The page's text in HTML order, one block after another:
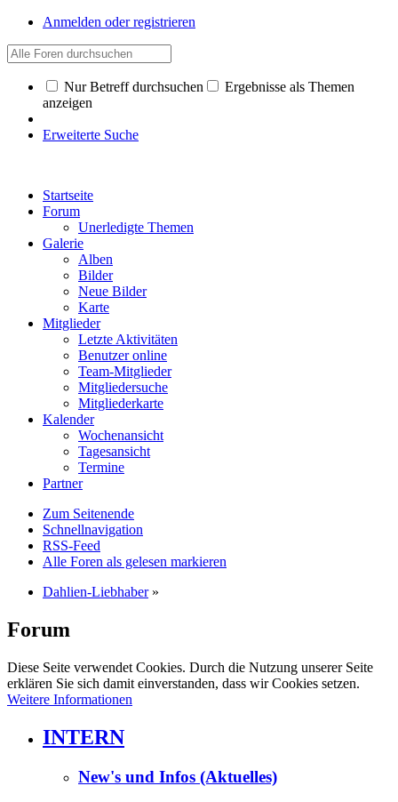
Anmelden oder registrieren
Nur Betreff durchsuchen
Ergebnisse als Themen
anzeigen
Erweiterte Suche
Startseite
Forum
Unerledigte Themen
Galerie
Alben
Bilder
Neue Bilder
Karte
Mitglieder
Letzte Aktivitäten
Benutzer online
Team-Mitglieder
Mitgliedersuche
Mitgliederkarte
Kalender
Wochenansicht
Tagesansicht
Termine
Partner
Zum Seitenende
Schnellnavigation
RSS-Feed
Alle Foren als gelesen markieren
Dahlien-Liebhaber »
Forum
Diese Seite verwendet Cookies. Durch die Nutzung unserer Seite
erklären Sie sich damit einverstanden, dass wir Cookies setzen.
Weitere Informationen
INTERN
New's und Infos (Aktuelles)